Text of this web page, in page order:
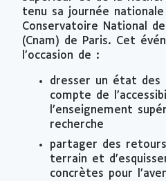
tenu sa journée
Conservatoire National
(Cnam) de Paris. Cet
l’occasion de :
dresser un état des
compte de
l’enseignement
recherche
partager des retours
terrain et
concrètes pour